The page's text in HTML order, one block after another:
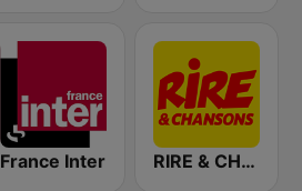
France Inter RIRE & CHANSONS